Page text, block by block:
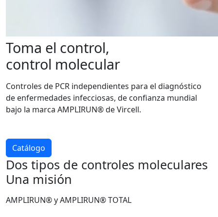
Toma el control,
control molecular
Controles de PCR independientes para el diagnóstico
de enfermedades infecciosas, de confianza mundial
bajo la marca AMPLIRUN® de Vircell.
Catálogo
Dos tipos de controles moleculares
Una misión
AMPLIRUN® y AMPLIRUN® TOTAL